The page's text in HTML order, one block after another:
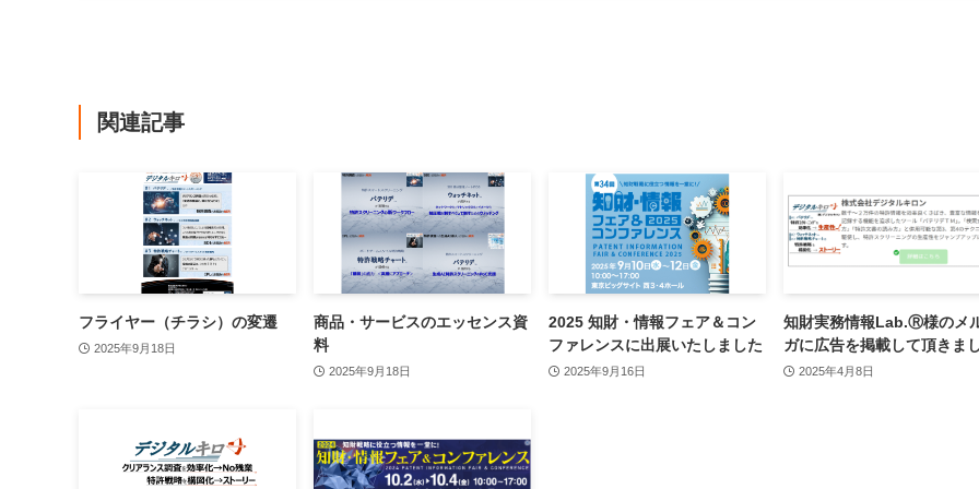
関連記事
フライヤー（チラシ）の変遷
2025年9月18日
商品・サービスのエッセンス資
料
2025年9月18日
2025 知財・情報フェア＆コン
ファレンスに出展いたしました
2025年9月16日
知財実務情報Lab.Ⓡ様のメ
ガに広告を掲載して頂きま
2025年4月8日